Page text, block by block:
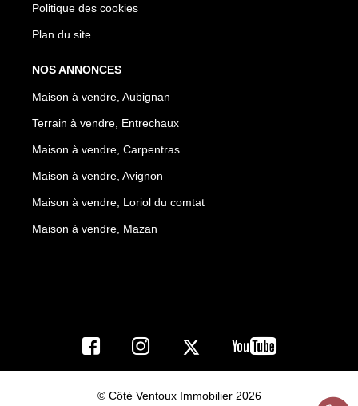
Politique des cookies
Plan du site
NOS ANNONCES
Maison à vendre, Aubignan
Terrain à vendre, Entrechaux
Maison à vendre, Carpentras
Maison à vendre, Avignon
Maison à vendre, Loriol du comtat
Maison à vendre, Mazan
© Côté Ventoux Immobilier 2026